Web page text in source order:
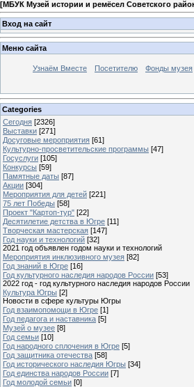
[МБУК Музей истории и ремёсел Советского
Вход на сайт
Меню сайта
Узнаём Вместе Посетителю Фонды музея
Categories
Сегодня [2326]
Выставки [271]
Досуговые мероприятия [61]
Культурно-просветительские программы [47]
Госуслуги [105]
Конкурсы [59]
Памятные даты [87]
Акции [304]
Мероприятия для детей [221]
75 лет Победы [58]
Проект "Картоп-тур" [22]
Десятилетие детства в Югре [11]
Творческая мастерская [147]
Год науки и технологий [32]
2021 год объявлен годом науки и технологий
Мероприятия инклюзивного музея [82]
Год знаний в Югре [16]
Год культурного наследия народов России [53]
2022 год - год культурного наследия народов России
Культура Югры [2]
Новости в сфере культуры Югры
Год взаимопомощи в Югре [1]
Год педагога и наставника [5]
Музей о музее [8]
Год семьи [10]
Год народного сплочения в Югре [5]
Год защитника отечества [58]
Год исторического наследия Югры [34]
Год единства народов России [7]
Год молодой семьи [0]